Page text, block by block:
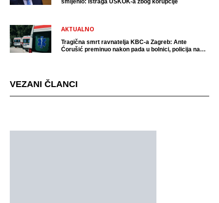
smijenio: Istraga USKOK-a zbog korupcije
AKTUALNO
Tragična smrt ravnatelja KBC-a Zagreb: Ante
Ćorušić preminuo nakon pada u bolnici, policija na
VEZANI ČLANCI